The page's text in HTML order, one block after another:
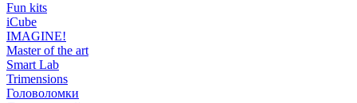
Fun kits
iCube
IMAGINE!
Master of the art
Smart Lab
Trimensions
Головоломки